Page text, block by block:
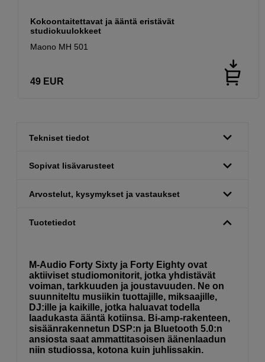
Kokoontaitettavat ja ääntä eristävät
studiokuulokkeet
Maono MH 501
49 EUR
Tekniset tiedot
Sopivat lisävarusteet
Arvostelut, kysymykset ja vastaukset
Tuotetiedot
M-Audio Forty Sixty ja Forty Eighty ovat
aktiiviset studiomonitorit, jotka yhdistävät
voiman, tarkkuuden ja joustavuuden. Ne on
suunniteltu musiikin tuottajille, miksaajille,
DJ:ille ja kaikille, jotka haluavat todella
laadukasta ääntä kotiinsa. Bi-amp-rakenteen,
sisäänrakennetun DSP:n ja Bluetooth 5.0:n
ansiosta saat ammattitasoisen äänenlaadun
niin studiossa, kotona kuin juhlissakin.